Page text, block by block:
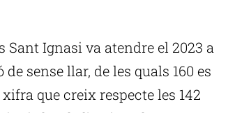
Ignasi va atendre el 2023 a
sense llar, de les quals 160 es
que creix respecte les 142